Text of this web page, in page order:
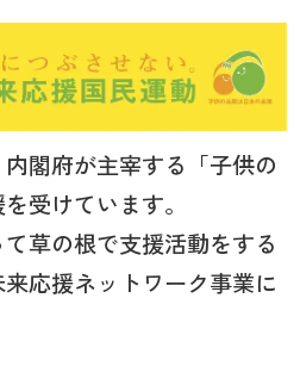
閣府が主宰する「子供の
受けています。
草の根で支援活動をする
応援ネットワーク事業に